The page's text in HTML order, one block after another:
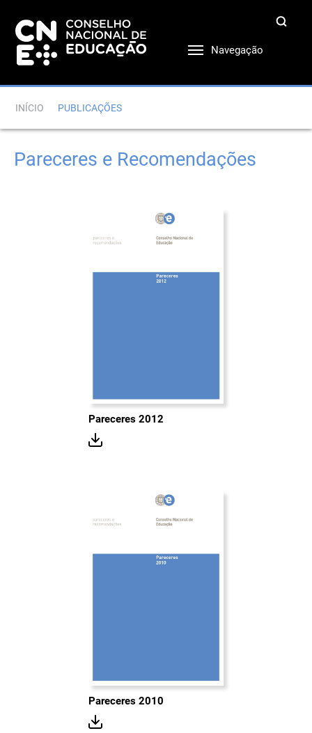
Navegação
INÍCIO PUBLICAÇÕES
Pareceres e Recomendações
Pareceres 2012
Pareceres 2010